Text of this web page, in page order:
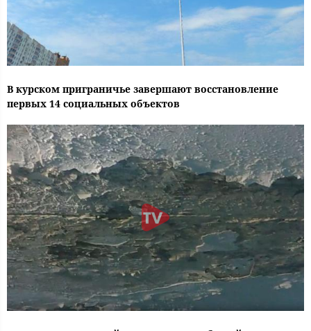
В курском приграничье завершают восстановление
первых 14 социальных объектов